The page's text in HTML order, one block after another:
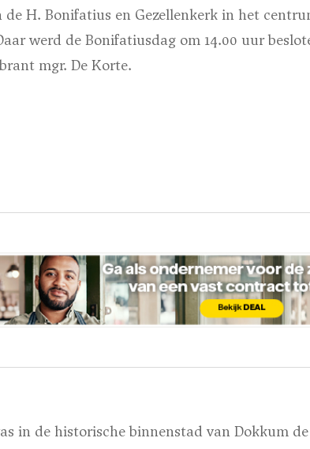
de H. Bonifatius en Gezellenkerk in het
werd de Bonifatiusdag om 14.00 uur
mgr. De Korte.
in de historische binnenstad van Dokkum